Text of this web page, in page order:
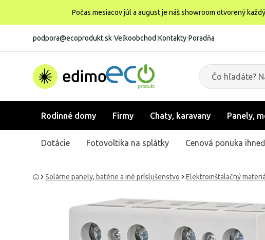
Počas mesiacov júl a august je náš showroom otvorený
podpora@ecoprodukt.sk Veľkoobchod Kontakty Poradňa
Rodinné domy Firmy Chaty, karavany Panely,
Dotácie Fotovoltika na splátky Cenová ponuka ihneď
Solárne panely, batérie a iné príslušenstvo Elektroinštalačný